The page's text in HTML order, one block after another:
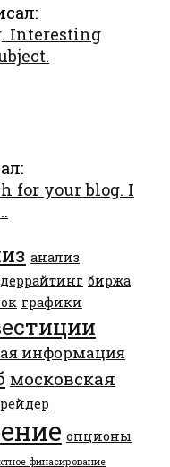
Interesting
for your blog. I
анализ
биржа
графики
информация
московская
опционы
финасирование